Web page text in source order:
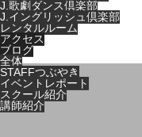
J.歌劇ダンス倶楽部
J.イングリッシュ倶楽部
レンタルルーム
アクセス
ブログ
全体
STAFFつぶやき
イベントレポート
スクール紹介
講師紹介